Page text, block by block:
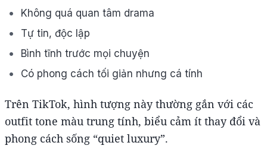
Không quá quan tâm drama
Tự tin, độc lập
Bình tĩnh trước mọi chuyện
Có phong cách tối giản nhưng cá tính
Trên TikTok, hình tượng này thường gắn với các
outfit tone màu trung tính, biểu cảm ít thay đổi và
phong cách sống “quiet luxury”.